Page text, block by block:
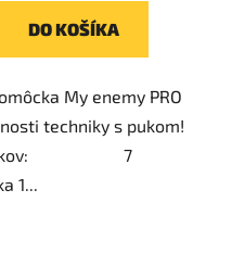
DO KOŠÍKA
My enemy PRO
techniky s pukom!
článkov: 7
1...